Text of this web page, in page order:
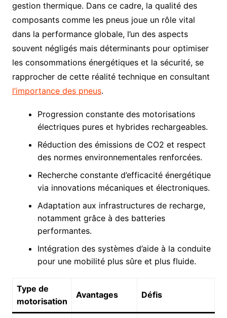
gestion thermique. Dans ce cadre, la qualité des
composants comme les pneus joue un rôle vital
dans la performance globale, l’un des aspects
souvent négligés mais déterminants pour optimiser
les consommations énergétiques et la sécurité, se
rapprocher de cette réalité technique en consultant
l’importance des pneus.
Progression constante des motorisations
électriques pures et hybrides rechargeables.
Réduction des émissions de CO2 et respect
des normes environnementales renforcées.
Recherche constante d’efficacité énergétique
via innovations mécaniques et électroniques.
Adaptation aux infrastructures de recharge,
notamment grâce à des batteries
performantes.
Intégration des systèmes d’aide à la conduite
pour une mobilité plus sûre et plus fluide.
Type de
motorisation
Avantages Défis